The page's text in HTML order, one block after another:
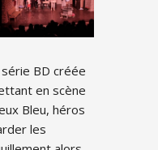
BD créée
en scène
Bleu, héros
les